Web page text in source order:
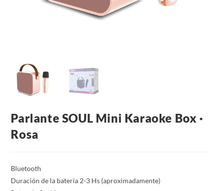
Parlante SOUL Mini Karaoke Box ·
Rosa
Bluetooth
Duración de la batería 2-3 Hs (aproximadamente)